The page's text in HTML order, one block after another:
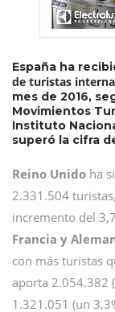
España ha
de turistas
mes de 2016,
Movimientos
Instituto
superó la cifra
Reino Unido ha
2.331.504
incremento del
Francia y
con más turistas
aporta 2.054.382
1.321.051 (un